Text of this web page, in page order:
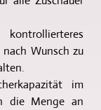
Wunsch zu
im
die Menge an